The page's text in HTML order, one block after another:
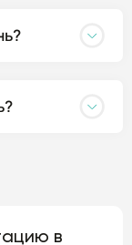
в